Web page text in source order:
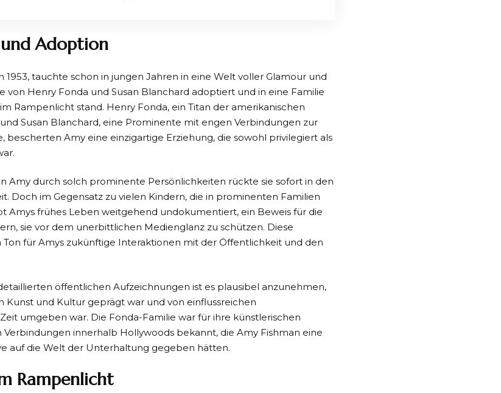
und Adoption
1953, tauchte schon in jungen Jahren in eine Welt voller Glamour und
von Henry Fonda und Susan Blanchard adoptiert und in eine Familie
Rampenlicht stand. Henry Fonda, ein Titan der amerikanischen
Susan Blanchard, eine Prominente mit engen Verbindungen zur
bescherten Amy eine einzigartige Erziehung, die sowohl privilegiert als
Amy durch solch prominente Persönlichkeiten rückte sie sofort in den
Doch im Gegensatz zu vielen Kindern, die in prominenten Familien
Amys frühes Leben weitgehend undokumentiert, ein Beweis für die
sie vor dem unerbittlichen Medienglanz zu schützen. Diese
Ton für Amys zukünftige Interaktionen mit der Öffentlichkeit und den
öffentlichen Aufzeichnungen ist es plausibel anzunehmen,
Kunst und Kultur geprägt war und von einflussreichen
umgeben war. Die Fonda-Familie war für ihre künstlerischen
innerhalb Hollywoods bekannt, die Amy Fishman eine
auf die Welt der Unterhaltung gegeben hätten.
Rampenlicht